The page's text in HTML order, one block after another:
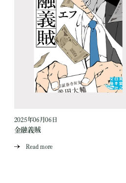
2025年06月06日
金融義賊
Read more